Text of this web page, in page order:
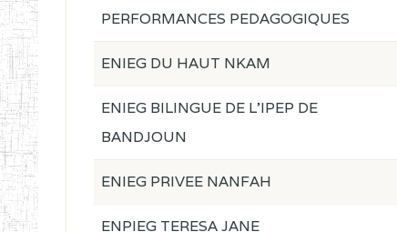
PERFORMANCES PEDAGOGIQUES
ENIEG DU HAUT NKAM
ENIEG BILINGUE DE L'IPEP DE
BANDJOUN
ENIEG PRIVEE NANFAH
ENPIEG TERESA JANE